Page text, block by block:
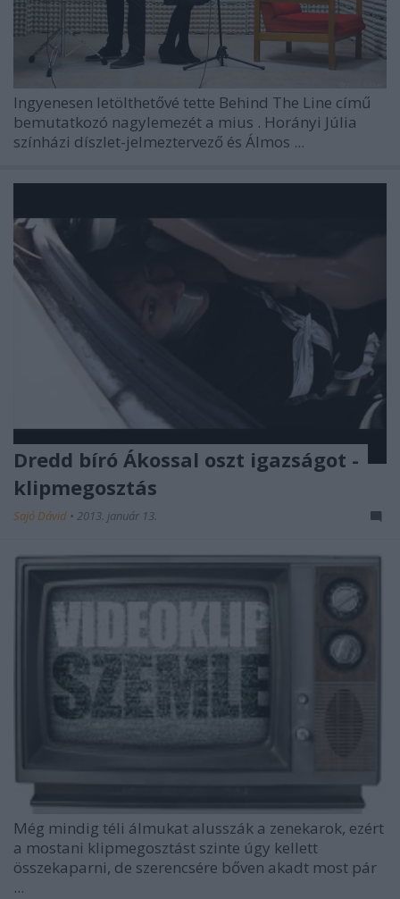
Ingyenesen letölthetővé tette Behind The Line című
bemutatkozó nagylemezét a mius . Horányi Júlia
színházi díszlet-jelmeztervező és Álmos ...
Dredd bíró Ákossal oszt igazságot -
klipmegosztás
Sajó Dávid • 2013. január 13.
Még mindig téli álmukat alusszák a zenekarok, ezért
a mostani klipmegosztást szinte úgy kellett
összekaparni, de szerencsére bőven akadt most pár
...